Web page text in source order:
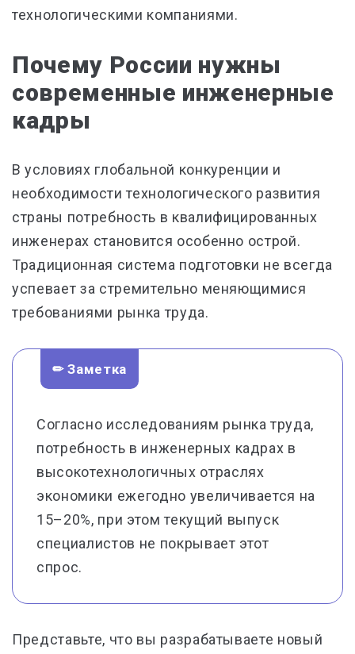
технологическими компаниями.
Почему России нужны
современные инженерные
кадры
В условиях глобальной конкуренции и
необходимости технологического развития
страны потребность в квалифицированных
инженерах становится особенно острой.
Традиционная система подготовки не всегда
успевает за стремительно меняющимися
требованиями рынка труда.
✏ Заметка
Согласно исследованиям рынка труда,
потребность в инженерных кадрах в
высокотехнологичных отраслях
экономики ежегодно увеличивается на
15–20%, при этом текущий выпуск
специалистов не покрывает этот
спрос.
Представьте, что вы разрабатываете новый